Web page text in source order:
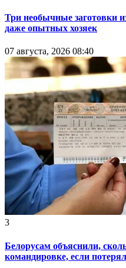
Три необычные заготовки
даже опытных хозяек
07 августа, 2026 08:40
3
Белорусам объяснили,
командировке, если